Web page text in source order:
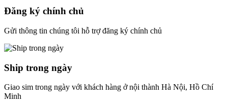
Đăng ký chính chủ
Gửi thông tin chúng tôi hỗ trợ đăng ký chính chủ
Ship trong ngày
Giao sim trong ngày với khách hàng ở nội thành Hà Nội, Hồ Chí
Minh